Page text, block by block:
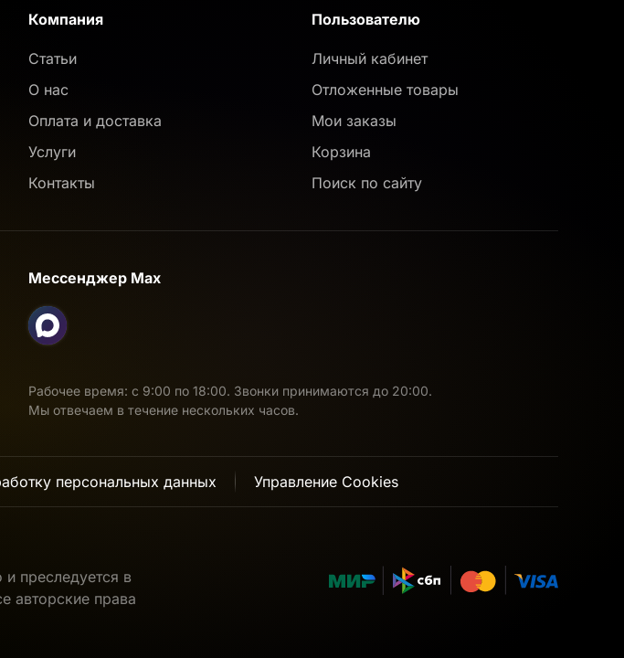
Компания
Статьи
О нас
Оплата и доставка
Услуги
Контакты
Пользователю
Личный кабинет
Отложенные товары
Мои заказы
Корзина
Поиск по сайту
Мессенджер Max
Рабочее время: с 9:00 по 18:00. Звонки принимаются до 20:00.
Мы отвечаем в течение нескольких часов.
персональных данных Управление Cookies
преследуется в
авторские права